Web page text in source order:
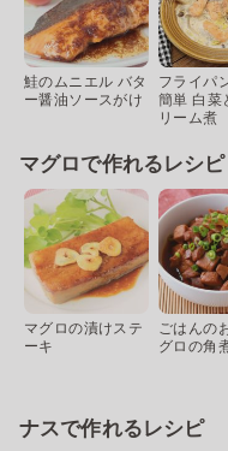
鮭のムニエル バタ
ー醤油ソースがけ
フライパ
簡単 白菜
リーム煮
マグロで作れるレシピ
マグロの漬けステ
ーキ
ごはんの
グロの角
ナスで作れるレシピ